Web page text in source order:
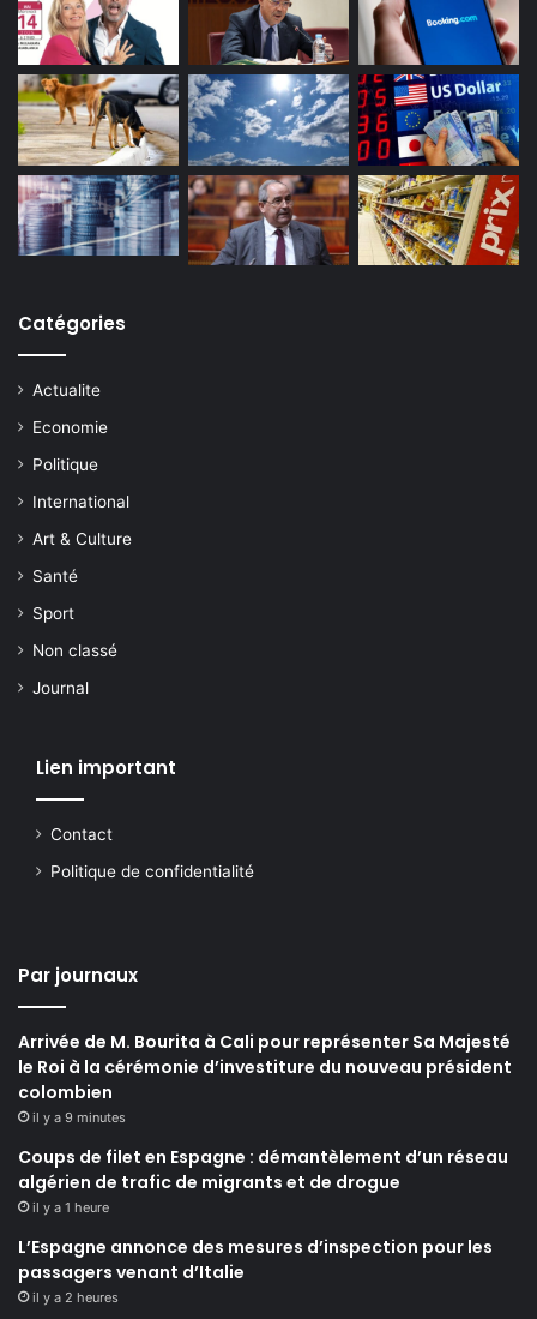
Catégories
Actualite
Economie
Politique
International
Art & Culture
Santé
Sport
Non classé
Journal
Lien important
Contact
Politique de confidentialité
Par journaux
Arrivée de M. Bourita à Cali pour représenter Sa Majesté
le Roi à la cérémonie d’investiture du nouveau président
colombien
il y a 9 minutes
Coups de filet en Espagne : démantèlement d’un réseau
algérien de trafic de migrants et de drogue
il y a 1 heure
L’Espagne annonce des mesures d’inspection pour les
passagers venant d’Italie
il y a 2 heures